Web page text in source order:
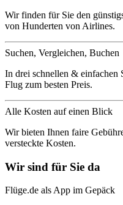
Wir finden für Sie den
von Hunderten von Airlines.
Suchen, Vergleichen, Buchen
In drei schnellen & einfachen
Flug zum besten Preis.
Alle Kosten auf einen Blick
Wir bieten Ihnen faire
versteckte Kosten.
Wir sind für Sie da
Flüge.de als App im Gepäck